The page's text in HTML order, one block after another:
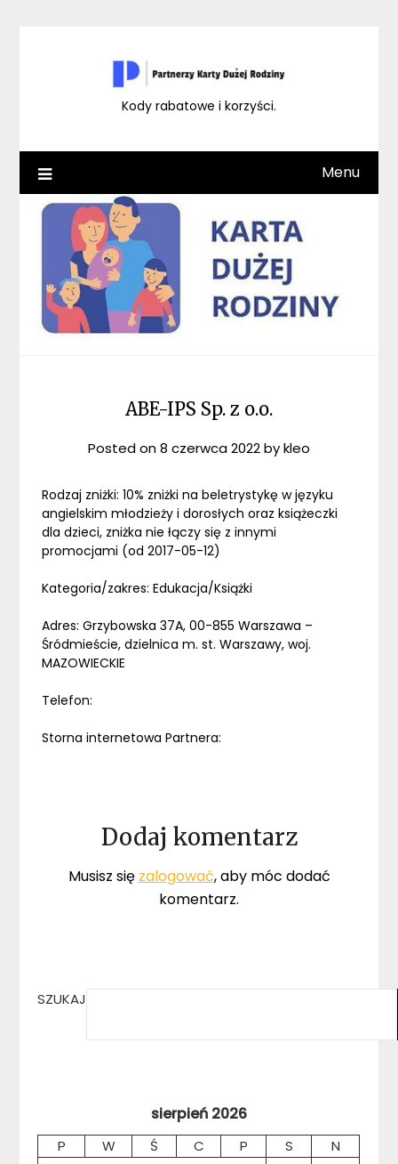
Kody rabatowe i korzyści.
Menu
ABE-IPS Sp. z o.o.
Posted on8 czerwca 2022bykleo
Rodzaj zniżki: 10% zniżki na beletrystykę w języku
angielskim młodzieży i dorosłych oraz książeczki
dla dzieci, zniżka nie łączy się z innymi
promocjami (od 2017-05-12)
Kategoria/zakres: Edukacja/Książki
Adres: Grzybowska 37A, 00-855 Warszawa –
Śródmieście, dzielnica m. st. Warszawy, woj.
MAZOWIECKIE
Telefon:
Storna internetowa Partnera:
Dodaj komentarz
Musisz się zalogować, aby móc dodać
komentarz.
SZUKAJ
sierpień 2026
P W Ś C P S
N